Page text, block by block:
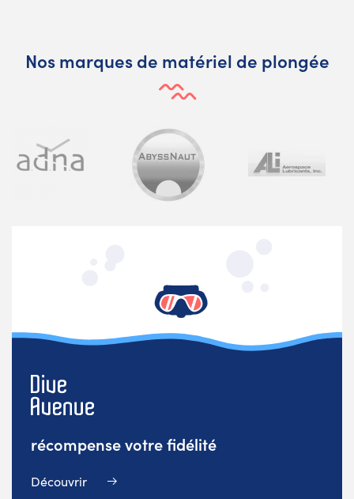
Nos marques de matériel de plongée
récompense votre fidélité
Découvrir